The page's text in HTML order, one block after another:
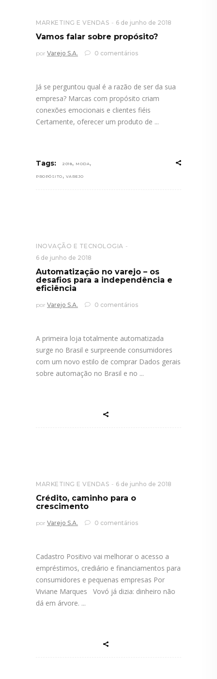
MARKETING E VENDAS 6 de junho de 2018
Vamos falar sobre propósito?
por Varejo S.A. 0 comentários
Já se perguntou qual é a razão de ser da sua
empresa? Marcas com propósito criam
conexões emocionais e clientes fiéis
Certamente, oferecer um produto de
Tags: 2018, MODA,
PROPÓSITO , VAREJO
INOVAÇÃO E TECNOLOGIA
6 de junho de 2018
Automatização no varejo – os
desafios para a independência e
eficiência
por Varejo S.A. 0 comentários
A primeira loja totalmente automatizada
surge no Brasil e surpreende consumidores
com um novo estilo de comprar Dados gerais
sobre automação no Brasil e no
MARKETING E VENDAS 6 de junho de 2018
Crédito, caminho para o
crescimento
por Varejo S.A. 0 comentários
Cadastro Positivo vai melhorar o acesso a
empréstimos, crediário e financiamentos para
consumidores e pequenas empresas Por
Viviane Marques Vovó já dizia: dinheiro não
dá em árvore.